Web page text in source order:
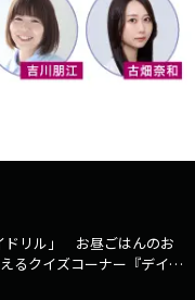
リル」 お昼ごはんのお
るクイズコーナー『デイド
を探る瞬間がクセにな